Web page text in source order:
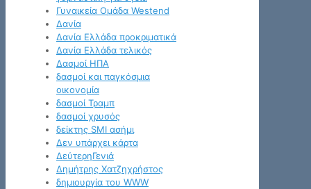
Γυναικεία Ομάδα Westend
Δανία
Δανία Ελλάδα προκριματικά
Δανία Ελλάδα τελικός
Δασμοί ΗΠΑ
δασμοί και παγκόσμια
οικονομία
δασμοί Τραμπ
δασμοί χρυσός
δείκτης SMI ασήμι
Δεν υπάρχει κάρτα
ΔεύτερηΓενιά
Δημήτρης Χατζηχρήστος
δημιουργία του WWW